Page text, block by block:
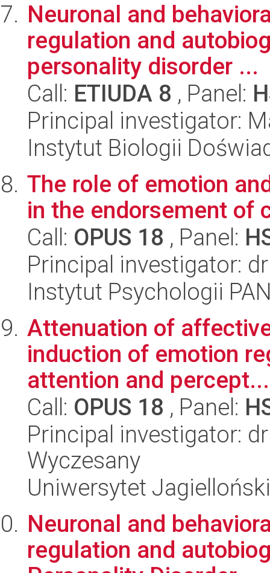
Neuronal and
regulation and
personality disorder ...
Call: ETIUDA 8 , Panel:
Principal investigator:
Instytut Biologii
The role of emotion
in the endorsement of
Call: OPUS 18 , Panel:
Principal investigator:
Instytut Psychologii
Attenuation of
induction of emotion
attention and percept...
Call: OPUS 18 , Panel:
Principal investigator:
Wyczesany
Uniwersytet
Neuronal and
regulation and